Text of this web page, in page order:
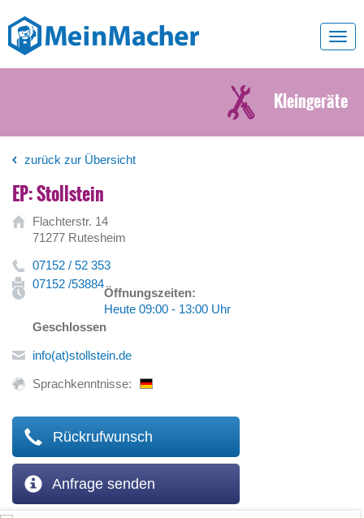
Kleingeräte
zurück zur Übersicht
EP: Stollstein
Flachterstr. 14
71277 Rutesheim
07152 / 52 353
07152 /53884
Öffnungszeiten:
Heute 09:00 - 13:00 Uhr
Geschlossen
info(at)stollstein.de
Sprachkenntnisse:
Rückrufwunsch
Anfrage senden